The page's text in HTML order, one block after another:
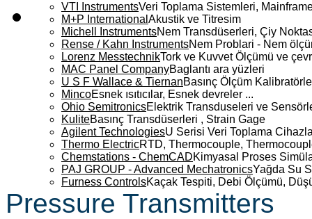
VTI InstrumentsVeri Toplama Sistemleri,
M+P International Akustik ve Titresim
Michell InstrumentsNem Transdüserleri, Çiy
Rense / Kahn InstrumentsNem Problari - Nem
Lorenz MesstechnikTork ve Kuvvet Ölçümü ve
MAC Panel CompanyBaglantı ara yüzleri
U S F Wallace & TiernanBasınç Ölçüm
MincoEsnek ısıtıcılar, Esnek devreler ...
Ohio SemitronicsElektrik Transduseleri ve
KuliteBasınç Transdüserleri , Strain Gage
Agilent TechnologiesU Serisi Veri Toplama
Thermo ElectricRTD, Thermocouple,
Chemstations - ChemCADKimyasal Proses
PAJ GROUP - Advanced MechatronicsYağda Su
Furness ControlsKaçak Tespiti, Debi Ölçümü,
Pressure Transmitters